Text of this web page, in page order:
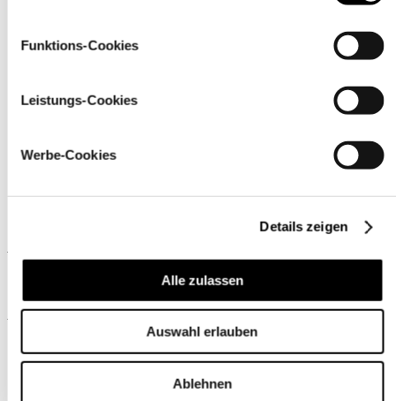
Funktions-Cookies
Leistungs-Cookies
Werbe-Cookies
Details zeigen
Alle zulassen
Auswahl erlauben
Ablehnen
Material
Ähnliche Produkte
Wird oft zusammen gekauft